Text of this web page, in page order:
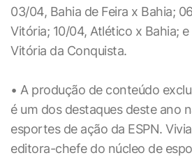
03/04, Bahia de Feira x Bahia;
Vitória; 10/04, Atlético x Bahia; e
Vitória da Conquista.
• A produção de conteúdo
é um dos destaques deste ano
esportes de ação da ESPN.
editora-chefe do núcleo de